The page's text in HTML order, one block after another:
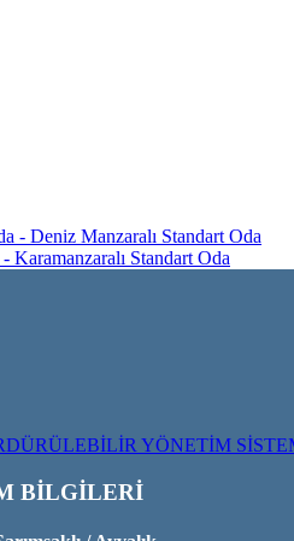
Deniz Manzaralı Standart Oda
Karamanzaralı Standart Oda
YÖNETİM
BİLGİLERİ